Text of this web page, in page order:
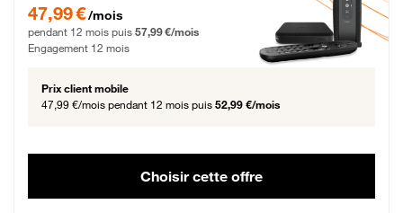
47,99 €/mois
pendant 12 mois puis 57,99 €/mois
Engagement 12 mois
Prix client mobile
47,99 €/mois pendant 12 mois puis 52,99 €/mois
Choisir cette offre